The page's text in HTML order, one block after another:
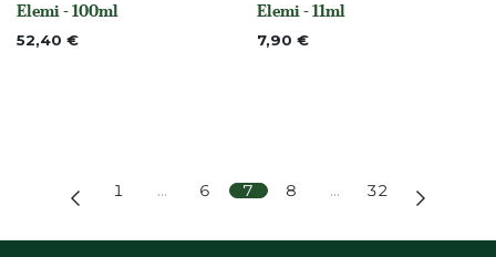
None
Elemi - 100ml
52,40 € None
Elemi - 11ml
7,90 €
1 … 6 7 8 … 32